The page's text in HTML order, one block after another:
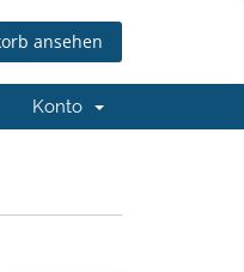
ansehen
Konto